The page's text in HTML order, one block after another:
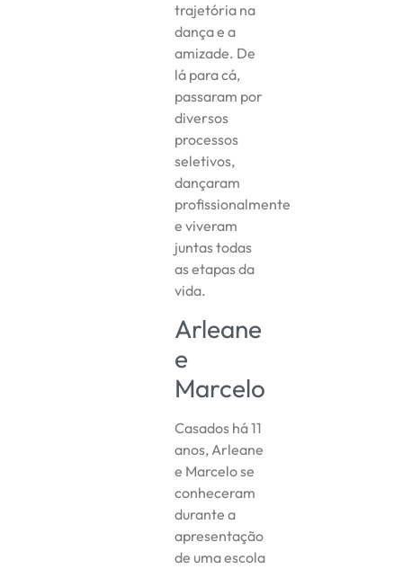
trajetória na
dança e a
amizade. De
lá para cá,
passaram por
diversos
processos
seletivos,
dançaram
profissionalmente
e viveram
juntas todas
as etapas da
vida.
Arleane
e
Marcelo
Casados há 11
anos, Arleane
e Marcelo se
conheceram
durante a
apresentação
de uma escola